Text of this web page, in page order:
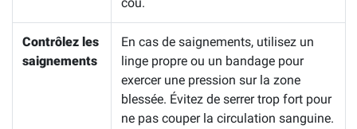
Contrôlez les
saignements
En cas de saignements, utilisez un
linge propre ou un bandage pour
exercer une pression sur la zone
blessée. Évitez de serrer trop fort pour
ne pas couper la circulation sanguine.